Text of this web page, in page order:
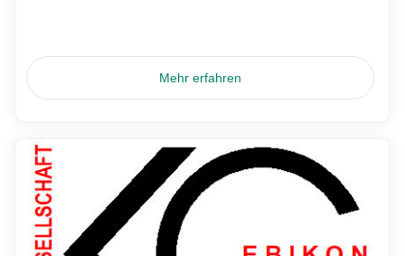
Mehr erfahren